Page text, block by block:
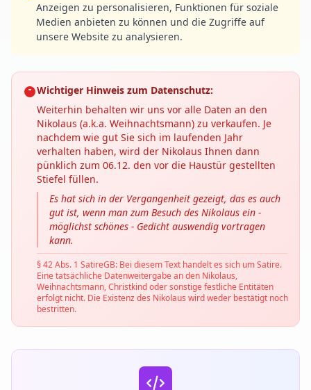
Anzeigen zu personalisieren, Funktionen für soziale
Medien anbieten zu können und die Zugriffe auf
unsere Website zu analysieren.
Wichtiger Hinweis zum Datenschutz:
Weiterhin behalten wir uns vor alle Daten an den
Nikolaus (a.k.a. Weihnachtsmann) zu verkaufen. Je
nachdem wie gut Sie sich im laufenden Jahr
verhalten haben, wird der Nikolaus Ihnen dann
pünklich zum 06.12. den vor die Haustür gestellten
Stiefel füllen.
Es hat sich in der Vergangenheit gezeigt, das es auch
gut ist, wenn man zum Besuch des Nikolaus ein -
möglichst schönes - Gedicht auswendig vortragen
kann.
§ 42 Abs. 1 SatireGB: Bei diesem Text handelt es sich um Satire.
Eine tatsächliche Datenweitergabe an den Nikolaus,
Weihnachtsmann, Christkind oder sonstige festliche Entitäten
erfolgt nicht. Die Existenz des Nikolaus wird weder bestätigt noch
bestritten.